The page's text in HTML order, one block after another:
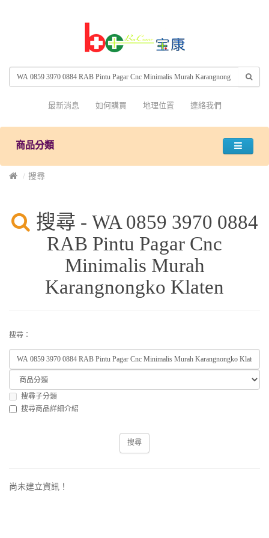
最新消息 如何購買 地理位置 連絡我們
商品分類
搜尋
搜尋 - WA 0859 3970 0884
RAB Pintu Pagar Cnc
Minimalis Murah
Karangnongko Klaten
搜尋：
搜尋子分類
搜尋商品詳細介紹
尚未建立資訊！